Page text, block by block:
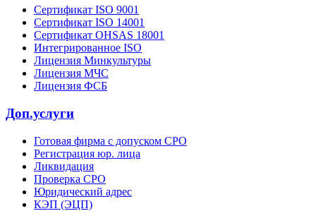
Сертификат ISO 9001
Сертификат ISO 14001
Сертификат OHSAS 18001
Интегрированное ISO
Лицензия Минкультуры
Лицензия МЧС
Лицензия ФСБ
Доп.услуги
Готовая фирма с допуском СРО
Регистрация юр. лица
Ликвидация
Проверка СРО
Юридический адрес
КЭП (ЭЦП)